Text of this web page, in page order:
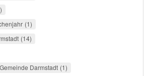
1
14
Darmstadt 1